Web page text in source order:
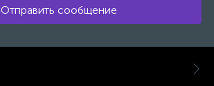
Отправить сообщение